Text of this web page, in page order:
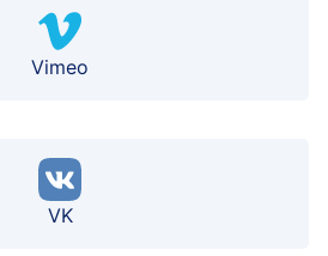
Vimeo
VK